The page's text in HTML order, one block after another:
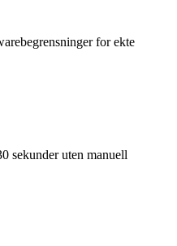
for ekte
sekunder uten manuell